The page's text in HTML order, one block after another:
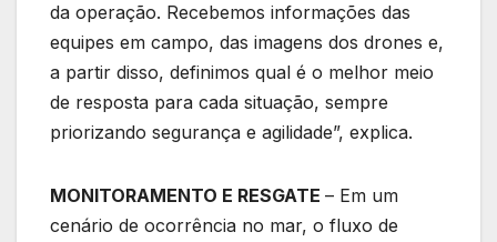
da operação. Recebemos informações das
equipes em campo, das imagens dos drones e,
a partir disso, definimos qual é o melhor meio
de resposta para cada situação, sempre
priorizando segurança e agilidade”, explica.
MONITORAMENTO E RESGATE – Em um
cenário de ocorrência no mar, o fluxo de